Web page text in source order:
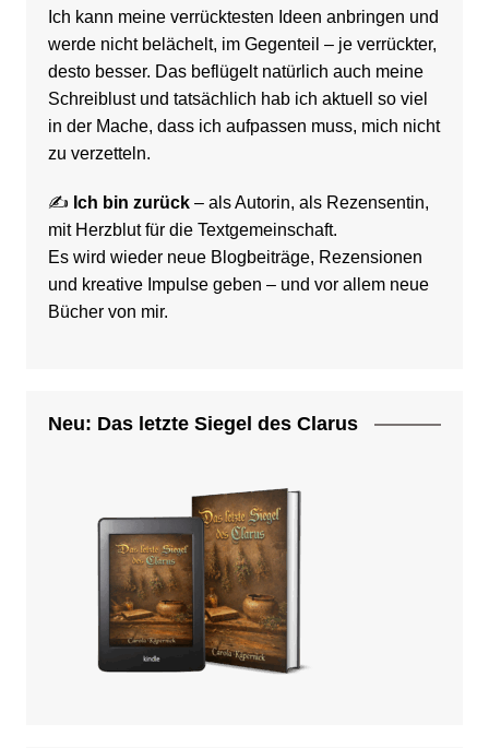
Ich kann meine verrücktesten Ideen anbringen und
werde nicht belächelt, im Gegenteil – je verrückter,
desto besser. Das beflügelt natürlich auch meine
Schreiblust und tatsächlich hab ich aktuell so viel
in der Mache, dass ich aufpassen muss, mich nicht
zu verzetteln.
✍️ Ich bin zurück– als Autorin, als Rezensentin,
mit Herzblut für die Textgemeinschaft.
Es wird wieder neue Blogbeiträge, Rezensionen
und kreative Impulse geben – und vor allem neue
Bücher von mir.
Neu: Das letzte Siegel des Clarus